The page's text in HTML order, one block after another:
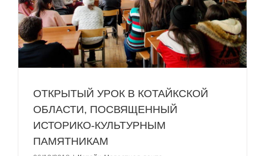
ОТКРЫТЫЙ УРОК В КОТАЙКСКОЙ
ОБЛАСТИ, ПОСВЯЩЕННЫЙ
ИСТОРИКО-КУЛЬТУРНЫМ
ПАМЯТНИКАМ